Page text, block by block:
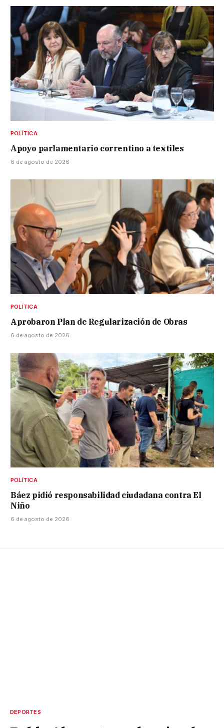
POLÍTICA
Apoyo parlamentario correntino a textiles
6 de agosto de 2026
POLÍTICA
Aprobaron Plan de Regularización de Obras
6 de agosto de 2026
POLÍTICA
Báez pidió responsabilidad ciudadana contra El
Niño
6 de agosto de 2026
DEPORTES